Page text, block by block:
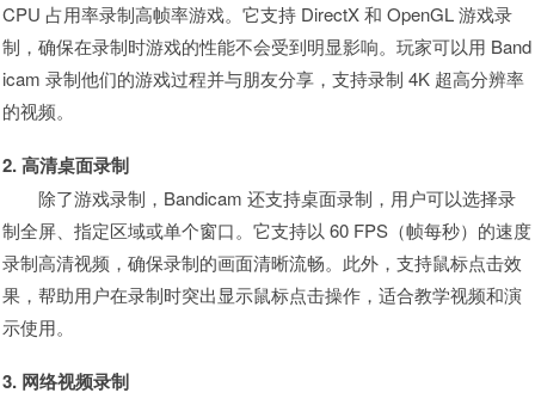
CPU 占用率录制高帧率游戏。它支持 DirectX 和 OpenGL 游戏录
制，确保在录制时游戏的性能不会受到明显影响。玩家可以用 Band
icam 录制他们的游戏过程并与朋友分享，支持录制 4K 超高分辨率
的视频。
2. 高清桌面录制
除了游戏录制，Bandicam 还支持桌面录制，用户可以选择录
制全屏、指定区域或单个窗口。它支持以 60 FPS（帧每秒）的速度
录制高清视频，确保录制的画面清晰流畅。此外，支持鼠标点击效
果，帮助用户在录制时突出显示鼠标点击操作，适合教学视频和演
示使用。
3. 网络视频录制